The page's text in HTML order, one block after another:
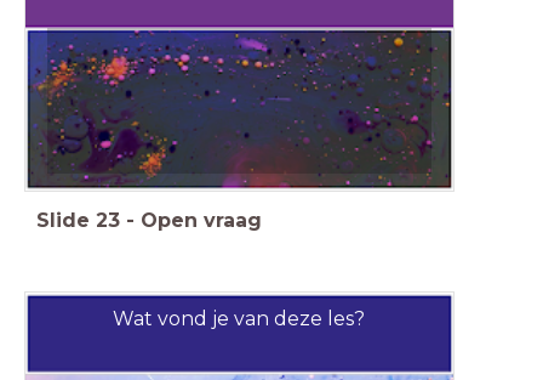
Slide 23 - Open vraag
Wat vond je van deze les?